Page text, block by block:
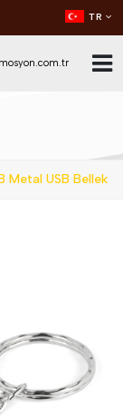
TR
Metal USB Bellek